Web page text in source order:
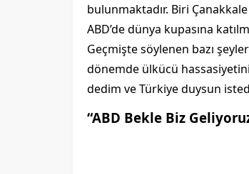
bulunmaktadır. Biri
ABD’de dünya kupasına
Geçmişte söylenen bazı
dönemde ülkücü
dedim ve Türkiye duysun
“ABD Bekle Biz